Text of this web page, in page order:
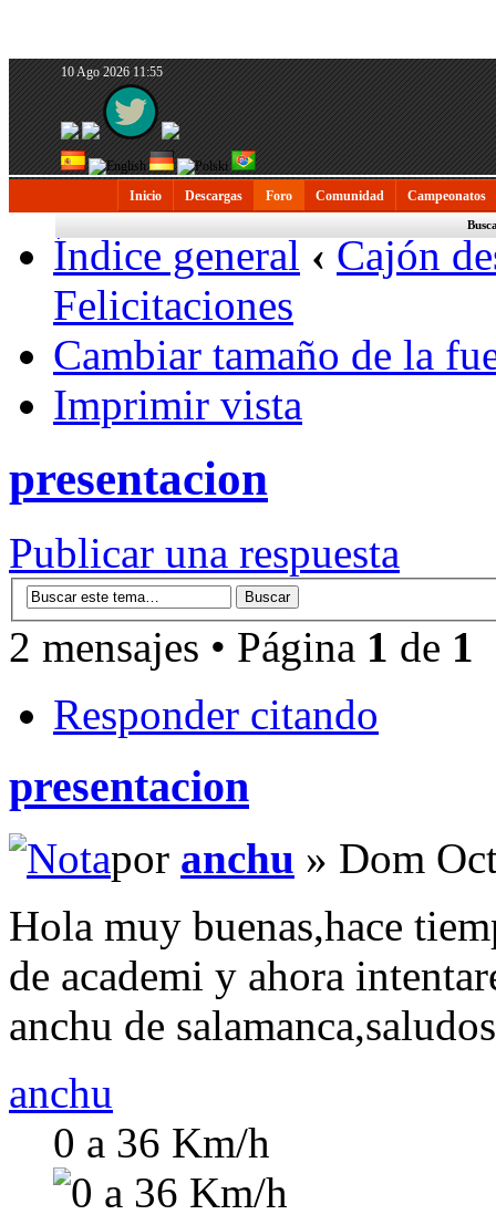
10 Ago 2026 11:55
Inicio Descargas Foro Comunidad Campeonatos
Índice general ‹ Cajón
Felicitaciones
Cambiar tamaño de la
Imprimir vista
presentacion
Publicar una respuesta
2 mensajes • Página 1 de 1
Responder citando
presentacion
por anchu » Dom
Hola muy buenas,hace
de academi y ahora
anchu de
anchu
0 a 36 Km/h